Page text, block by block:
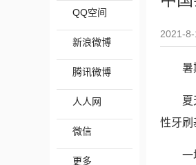
QQ空间
新浪微博
腾讯微博
人人网
微信
更多
2021-
暑
夏
性牙刷
一